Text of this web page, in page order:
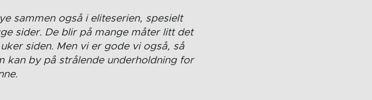
sammen også i eliteserien, spesielt
sider. De blir på mange måter litt det
siden. Men vi er gode vi også, så
kan by på strålende underholdning for